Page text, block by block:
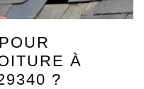
À
?